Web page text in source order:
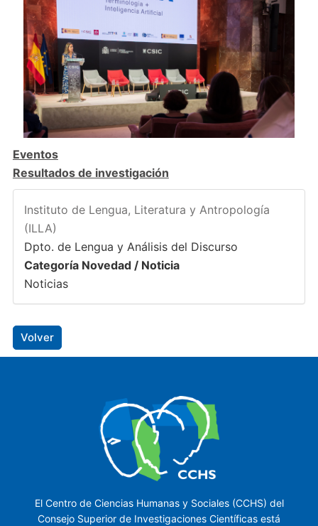
Eventos
Resultados de investigación
Instituto de Lengua, Literatura y Antropología
(ILLA)
Dpto. de Lengua y Análisis del Discurso
Categoría Novedad / Noticia
Noticias
Volver
El Centro de Ciencias Humanas y Sociales (CCHS) del
Consejo Superior de Investigaciones Científicas está